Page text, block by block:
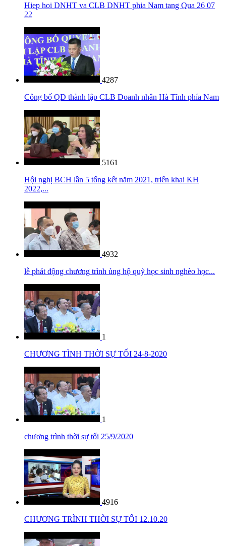
Hiep hoi DNHT va CLB DNHT phia Nam tang Qua 26 07
22
4287
Công bố QD thành lập CLB Doanh nhân Hà Tĩnh phía Nam
5161
Hội nghị BCH lần 5 tổng kết năm 2021, triển khai KH
2022,...
4932
lễ phát động chương trình ủng hộ quỹ học sinh nghèo học...
1
CHƯƠNG TÌNH THỜI SỰ TỐI 24-8-2020
1
chương trình thời sự tối 25/9/2020
4916
CHƯƠNG TRÌNH THỜI SỰ TỐI 12.10.20